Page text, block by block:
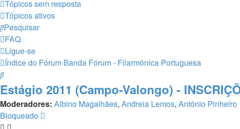
Tópicos sem resposta
Tópicos ativos
Pesquisar
FAQ
Ligue-se
Índice do Fórum Banda Fórum - Filarmónica Portuguesa
Pesquisar
Estágio 2011 (Campo-Valongo) -
Moderadores: Albino Magalhães, Andreia Lemos, António Pinheiro
Bloqueado